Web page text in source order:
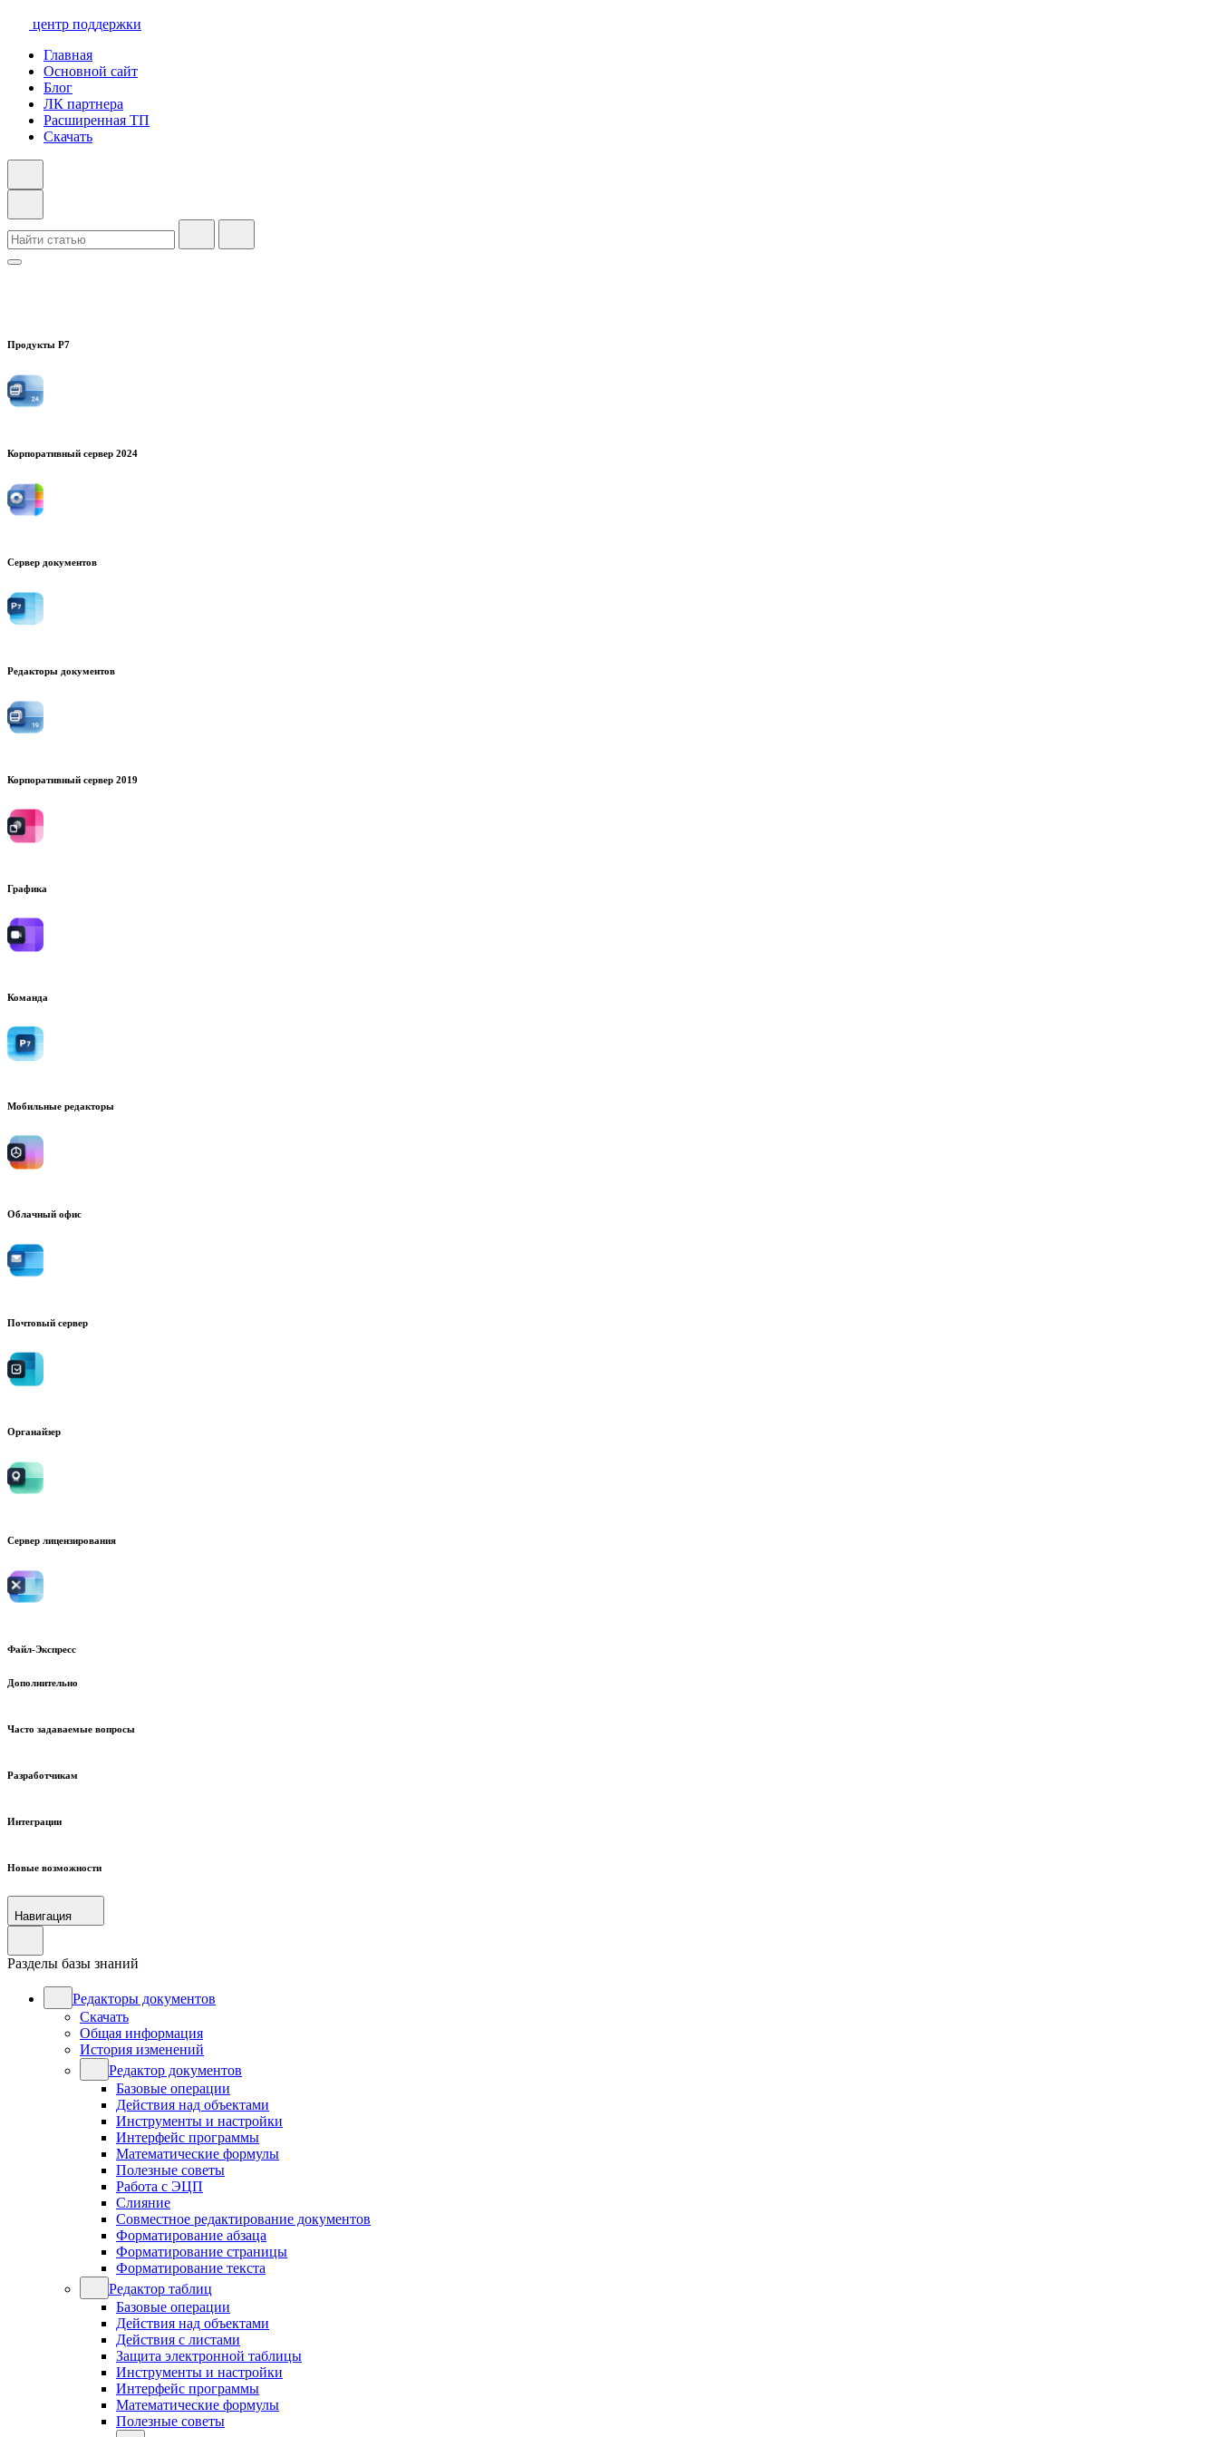
центр поддержки
Главная
Основной сайт
Блог
ЛК партнера
Расширенная ТП
Скачать
Продукты Р7
Корпоративный сервер 2024
Сервер документов
Редакторы документов
Корпоративный сервер 2019
Графика
Команда
Мобильные редакторы
Облачный офис
Почтовый сервер
Органайзер
Сервер лицензирования
Файл-Экспресс
Дополнительно
Часто задаваемые вопросы
Разработчикам
Интеграции
Новые возможности
Навигация
Разделы базы знаний
Редакторы документов
Скачать
Общая информация
История изменений
Редактор документов
Базовые операции
Действия над объектами
Инструменты и настройки
Интерфейс программы
Математические формулы
Полезные советы
Работа с ЭЦП
Слияние
Совместное редактирование документов
Форматирование абзаца
Форматирование страницы
Форматирование текста
Редактор таблиц
Базовые операции
Действия над объектами
Действия с листами
Защита электронной таблицы
Инструменты и настройки
Интерфейс программы
Математические формулы
Полезные советы